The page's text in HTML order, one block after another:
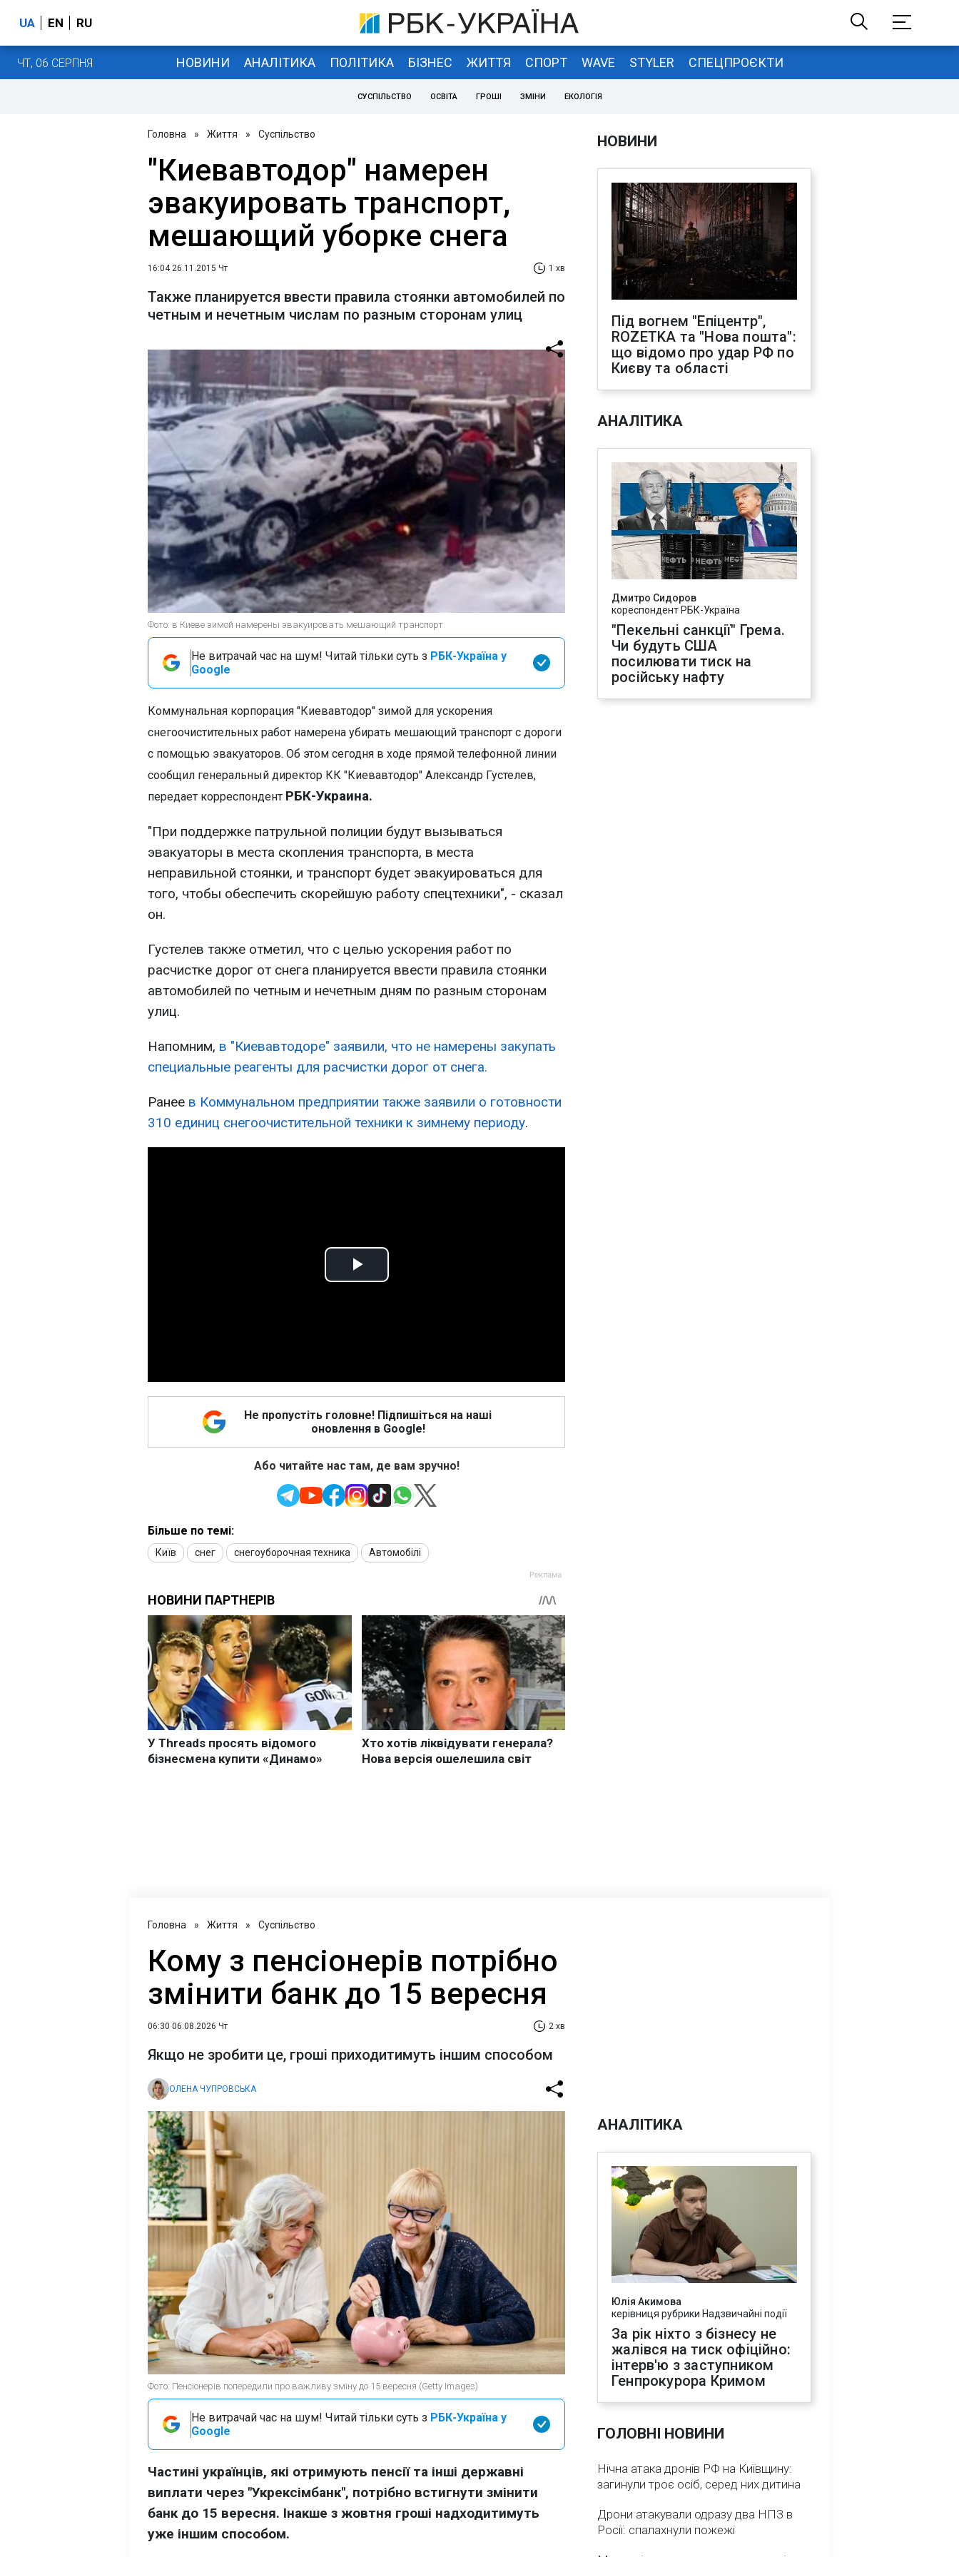
UA EN RU
ЧТ, 06 СЕРПНЯ НОВИНИ АНАЛІТИКА ПОЛІТИКА БІЗНЕС ЖИТТЯ СПОРТ WAVE STYLER СПЕЦПРОЄКТИ
СУСПІЛЬСТВО ОСВІТА ГРОШІ ЗМІНИ ЕКОЛОГІЯ
Головна » Життя » Суспільство
"Киевавтодор" намерен
эвакуировать транспорт,
мешающий уборке снега
16:04 26.11.2015 Чт 1 хв
Также планируется ввести правила стоянки автомобилей по
четным и нечетным числам по разным сторонам улиц
Фото: в Киеве зимой намерены эвакуировать мешающий транспорт
Не витрачай час на шум! Читай тільки суть з РБК-Україна у
Google
Коммунальная корпорация "Киевавтодор" зимой для ускорения
снегоочистительных работ намерена убирать мешающий транспорт с дороги
с помощью эвакуаторов. Об этом сегодня в ходе прямой телефонной линии
сообщил генеральный директор КК "Киевавтодор" Александр Густелев,
передает корреспондент РБК-Украина.
"При поддержке патрульной полиции будут вызываться
эвакуаторы в места скопления транспорта, в места
неправильной стоянки, и транспорт будет эвакуироваться для
того, чтобы обеспечить скорейшую работу спецтехники", - сказал
он.
Густелев также отметил, что с целью ускорения работ по
расчистке дорог от снега планируется ввести правила стоянки
автомобилей по четным и нечетным дням по разным сторонам
улиц.
Напомним, в "Киевавтодоре" заявили, что не намерены закупать
специальные реагенты для расчистки дорог от снега.
Ранее в Коммунальном предприятии также заявили о готовности
310 единиц снегоочистительной техники к зимнему периоду.
Play
Не пропустіть головне! Підпишіться на наші
оновлення в Google!
Або читайте нас там, де вам зручно!
Більше по темі:
Київ снег снегоуборочная техника Автомобілі
НОВИНИ
Під вогнем "Епіцентр",
ROZETKA та "Нова пошта":
що відомо про удар РФ по
Києву та області
АНАЛІТИКА
Дмитро Сидоров
кореспондент РБК-Україна
"Пекельні санкції" Грема.
Чи будуть США
посилювати тиск на
російську нафту
Головна » Життя » Суспільство
Кому з пенсіонерів потрібно
змінити банк до 15 вересня
06:30 06.08.2026 Чт 2 хв
Якщо не зробити це, гроші приходитимуть іншим способом
ОЛЕНА ЧУПРОВСЬКА
Фото: Пенсіонерів попередили про важливу зміну до 15 вересня (Getty Images)
Не витрачай час на шум! Читай тільки суть з РБК-Україна у
Google
Частині українців, які отримують пенсії та інші державні
виплати через "Укрексімбанк", потрібно встигнути змінити
банк до 15 вересня. Інакше з жовтня гроші надходитимуть
уже іншим способом.
АНАЛІТИКА
Юлія Акимова
керівниця рубрики Надзвичайні події
За рік ніхто з бізнесу не
жалівся на тиск офіційно:
інтерв'ю з заступником
Генпрокурора Кримом
ГОЛОВНІ НОВИНИ
Нічна атака дронів РФ на Київщину:
загинули троє осіб, серед них дитина
Дрони атакували одразу два НПЗ в
Росії: спалахнули пожежі